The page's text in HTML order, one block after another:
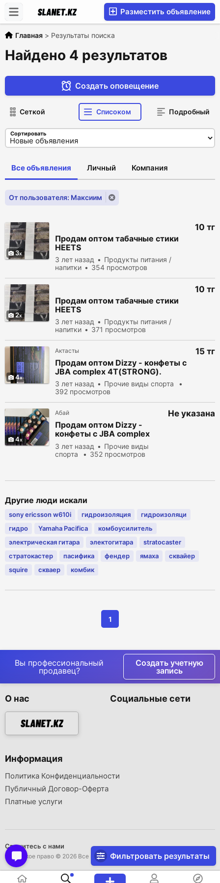
Разместить объявление
Главная > Результаты поиска
Найдено 4 результатов
Фильтровать результаты
Создать оповещение
Сеткой Списоком Подробный
Сортировать
Все объявления Личный Компания
От пользователя: Максиим
3
Продам оптом табачные стики
HEETS
3 лет назад
Продукты питания /
напитки
354 просмотров
10 тг
2
Продам оптом табачные стики
HEETS
3 лет назад
Продукты питания /
напитки
371 просмотров
10 тг
4
Актасты
Продам оптом Dizzy - конфеты с
JBA complex 4Т(STRONG).
3 лет назад
Прочие виды спорта
392 просмотров
15 тг
4
Абай
Продам оптом Dizzy -
конфеты с JBA complex
4Т(STRONG).
3 лет назад
Прочие виды
спорта
352 просмотров
Не указана
Другие люди искали
sony ericsson w610i гидроизоляция
гидроизоляци
гидро
Yamaha Pacifica
комбоусилитель
электрическая гитара
электогитара
stratocaster
стратокастер
пасифика фендер ямаха
сквайер
squire
скваер комбик
1
Вы профессиональный
продавец?
Создать учетную
запись
О нас Социальные сети
Информация
Политика Конфиденциальности
Публичный Договор-Оферта
Платные услуги
Свяжитесь с нами
Авторское право © 2026 Все права защищены..